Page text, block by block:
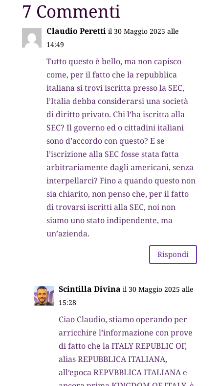
7 Commenti
Claudio Peretti il 30 Maggio 2025 alle
14:49
Tutto questo è bello, ma non capisco
come, per il fatto che la repubblica
italiana si trovi iscritta presso la SEC,
l’Italia debba considerarsi una società
di diritto privato. Chi l’ha iscritta alla
SEC? Il governo ed o cittadini italiani
sono d’accordo con questo? E se
l’iscrizione alla SEC fosse stata fatta
arbitrariamente dagli americani, senza
interpellarci? Fino a quando questo non
sia chiarito, non penso che, per il fatto
di trovarsi iscritti alla SEC, noi non
siamo uno stato indipendente, ma
un’azienda.
Rispondi
Scintilla Divina il 30 Maggio 2025 alle
15:28
Ciao Claudio, stiamo operando per
arricchire l’informazione con prove
di fatto che la ITALY REPUBLIC OF,
alias REPUBBLICA ITALIANA,
all’epoca REPVBBLICA ITALIANA e